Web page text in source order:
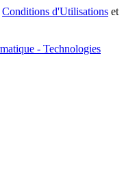
Conditions d'Utilisations et